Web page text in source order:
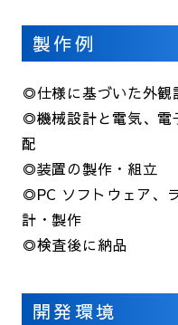
製作例
◎仕様に基づいた外観
◎機械設計と電気、電
配
◎装置の製作・組立
◎PC ソフトウェア、
計・製作
◎検査後に納品
開発環境